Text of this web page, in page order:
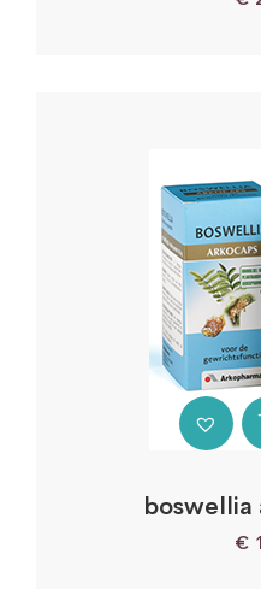
boswellia
€